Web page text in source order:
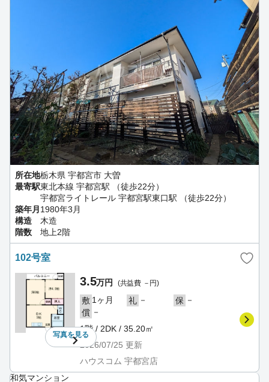
所在地栃木県 宇都宮市 大曽
最寄駅東北本線 宇都宮駅 （徒歩22分）
宇都宮ライトレール 宇都宮駅東口駅 （徒歩22分）
築年月 1980年3月
構造
木造
階数
地上2階
102号室
写真を見る
3.5万円 (共益費 －円)
敷 1ヶ月 礼 － 保 －
償 －
1階 / 2DK / 35.20㎡
2026/07/25 更新
ハウスコム 宇都宮店
和気マンション